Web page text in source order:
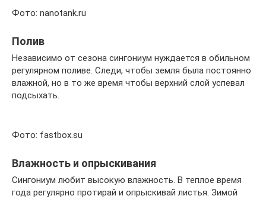
Фото: nanotank.ru
Полив
Независимо от сезона сингониум нуждается в обильном
регулярном поливе. Следи, чтобы земля была постоянно
влажной, но в то же время чтобы верхний слой успевал
подсыхать.
Фото: fastbox.su
Влажность и опрыскивания
Сингониум любит высокую влажность. В теплое время
года регулярно протирай и опрыскивай листья. Зимой